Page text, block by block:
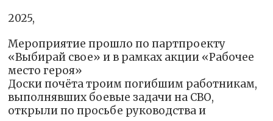
2025,
Мероприятие прошло по партпроекту
«Выбирай свое» и в рамках акции «Рабочее
место героя»
Доски почёта троим погибшим работникам,
выполнявших боевые задачи на СВО,
открыли по просьбе руководства и